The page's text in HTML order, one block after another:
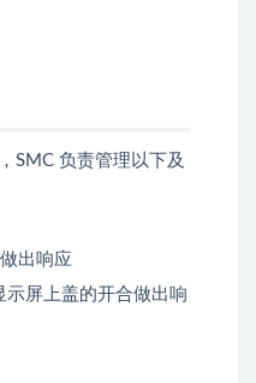
SMC 负责管理以下及
出响应
示屏上盖的开合做出响